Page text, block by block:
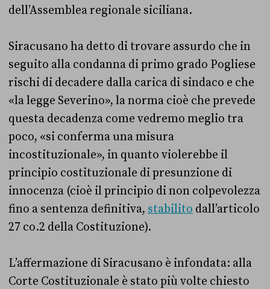
dell’Assemblea regionale siciliana.
Siracusano ha detto di trovare assurdo che in
seguito alla condanna di primo grado Pogliese
rischi di decadere dalla carica di sindaco e che
«la legge Severino», la norma cioè che prevede
questa decadenza come vedremo meglio tra
poco, «si conferma una misura
incostituzionale», in quanto violerebbe il
principio costituzionale di presunzione di
innocenza (cioè il principio di non colpevolezza
fino a sentenza definitiva, stabilito dall’articolo
27 co.2 della Costituzione).
L’affermazione di Siracusano è infondata: alla
Corte Costituzionale è stato più volte chiesto